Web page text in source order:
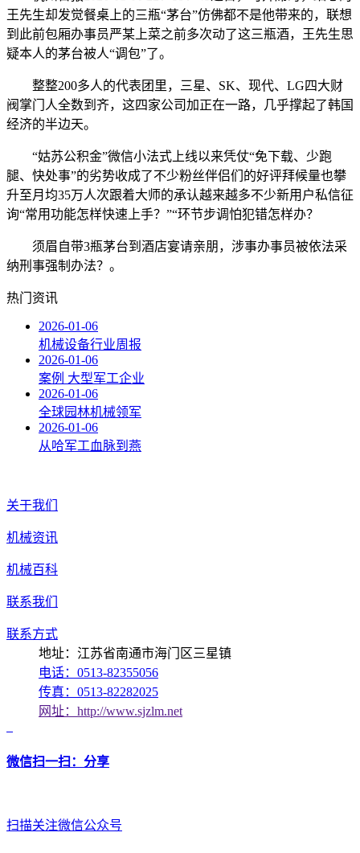
王先生却发觉餐桌上的三瓶“茅台”仿佛都不是他带来的，联想
到此前包厢办事员严某上菜之前多次动了这三瓶酒，王先生思
疑本人的茅台被人“调包”了。
整整200多人的代表团里，三星、SK、现代、LG四大财
阀掌门人全数到齐，这四家公司加正在一路，几乎撑起了韩国
经济的半边天。
“姑苏公积金”微信小法式上线以来凭仗“免下载、少跑
腿、快处事”的劣势收成了不少粉丝伴侣们的好评拜候量也攀
升至月均35万人次跟着大师的承认越来越多不少新用户私信征
询“常用功能怎样快速上手？”“环节步调怕犯错怎样办？
须眉自带3瓶茅台到酒店宴请亲朋，涉事办事员被依法采
纳刑事强制办法？。
热门资讯
2026-01-06
机械设备行业周报
2026-01-06
案例 大型军工企业
2026-01-06
全球园林机械领军
2026-01-06
从哈军工血脉到燕
关于我们
机械资讯
机械百科
联系我们
联系方式
地址：江苏省南通市海门区三星镇
电话：0513-82355056
传真：0513-82282025
网址：http://www.sjzlm.net
微信扫一扫：分享
扫描关注微信公众号